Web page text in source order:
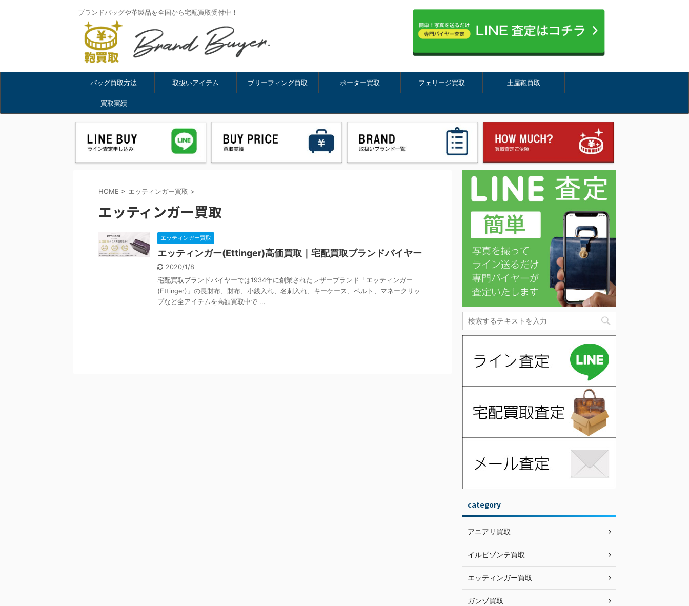
ブランドバッグや革製品を全国から宅配買取受付中！
バッグ買取方法 取扱いアイテム ブリーフィング買取 ポーター買取 フェリージ買取 土屋鞄買取
買取実績
HOME > エッティンガー買取 >
エッティンガー買取
エッティンガー買取
エッティンガー(Ettinger)高価買取｜宅配買取ブランドバイヤー
2020/1/8
宅配買取ブランドバイヤーでは1934年に創業されたレザーブランド「エッティンガー
(Ettinger)」の長財布、財布、小銭入れ、名刺入れ、キーケース、ベルト、マネークリッ
プなど全アイテムを高額買取中で ...
category
アニアリ買取
イルビゾンテ買取
エッティンガー買取
ガンゾ買取